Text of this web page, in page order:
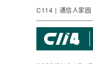
C114 | 通信人家园